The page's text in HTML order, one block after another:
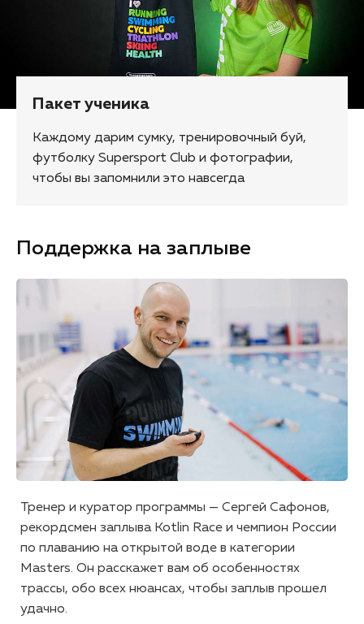
Пакет ученика
Каждому дарим сумку, тренировочный буй,
футболку Supersport Club и фотографии,
чтобы вы запомнили это навсегда
Поддержка на заплыве
Тренер и куратор программы — Сергей Сафонов,
рекордсмен заплыва Kotlin Race и чемпион России
по плаванию на открытой воде в категории
Masters. Он расскажет вам об особенностях
трассы, обо всех нюансах, чтобы заплыв прошел
удачно.